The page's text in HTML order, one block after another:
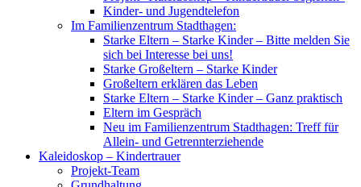
Kinder- und Jugendtelefon
Im Familienzentrum Stadthagen:
Starke Eltern – Starke Kinder – Bitte melden Sie
sich bei Interesse bei uns!
Starke Großeltern – Starke Kinder
Großeltern erklären das Leben
Starke Eltern – Starke Kinder – Ganz praktisch
Eltern im Gespräch
Neu im Familienzentrum Stadthagen: Treff für
Allein- und Getrennterziehende
Kaleidoskop – Kindertrauer
Projekt-Team